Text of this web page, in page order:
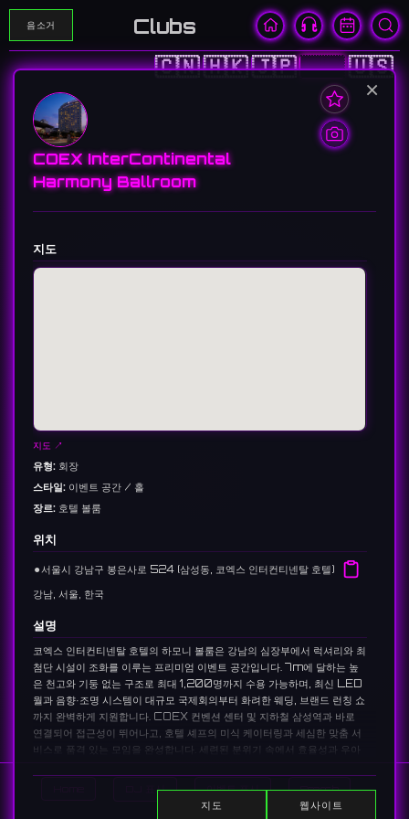
음소거 Clubs
🇨🇳🇭🇰🇯🇵🇰🇷🇺🇸
DJ 표시 이벤트 표시 Search
×
COEX InterContinental
Harmony Ballroom
지도
지도 ↗
유형: 회장
스타일: 이벤트 공간 / 홀
장르: 호텔 볼룸
위치
⚫︎ 서울시 강남구 봉은사로 524 (삼성동, 코엑스 인터컨티넨탈 호텔)
강남, 서울, 한국
설명
코엑스 인터컨티넨탈 호텔의 하모니 볼룸은 강남의 심장부에서 럭셔리와 최
첨단 시설이 조화를 이루는 프리미엄 이벤트 공간입니다. 7m에 달하는 높
은 천고와 기둥 없는 구조로 최대 1,200명까지 수용 가능하며, 최신 LED
월과 음향·조명 시스템이 대규모 국제회의부터 화려한 웨딩, 브랜드 런칭 쇼
까지 완벽하게 지원합니다. COEX 컨벤션 센터 및 지하철 삼성역과 바로
연결되어 접근성이 뛰어나고, 호텔 셰프의 미식 케이터링과 세심한 맞춤 서
비스로 품격 있는 모임을 완성합니다. 세련된 분위기 속에서 효율성과 우아
지도 웹사이트